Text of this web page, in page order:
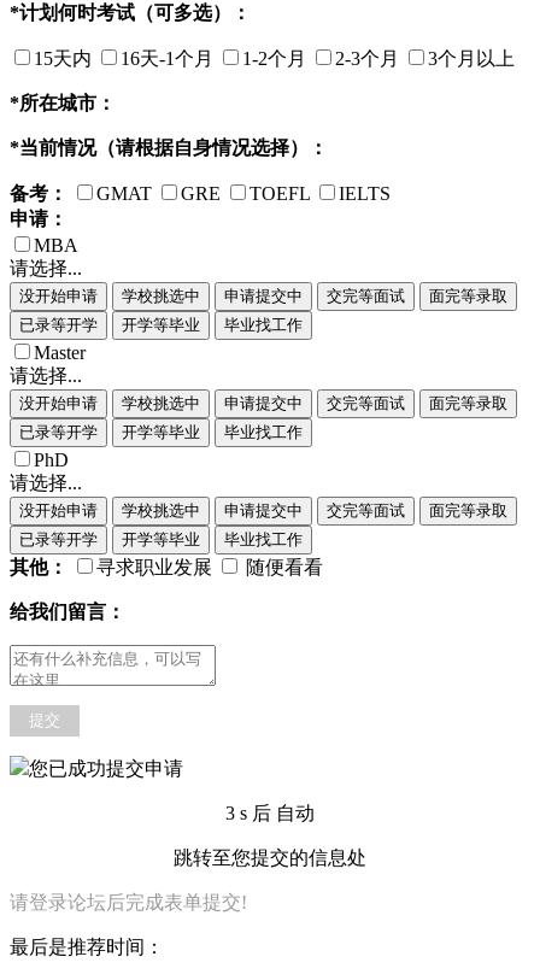
*计划何时考试（可多选）：
15天内 16天-1个月 1-2个月 2-3个月 3个月以上
*所在城市：
*当前情况（请根据自身情况选择）：
备考： GMAT GRE TOEFL
IELTS
申请：
MBA
请选择...
没开始申请 学校挑选中 申请提交中 交完等面试
面完等录取
已录等开学
开学等毕业 毕业找工作
Master
请选择...
没开始申请 学校挑选中 申请提交中 交完等面试
面完等录取
已录等开学
开学等毕业 毕业找工作
PhD
请选择...
没开始申请 学校挑选中 申请提交中 交完等面试
面完等录取
已录等开学
开学等毕业 毕业找工作
其他： 寻求职业发展 随便看看
给我们留言：
提交
您已成功提交申请
3 s 后 自动
跳转至您提交的信息处
请登录论坛后完成表单提交!
最后是推荐时间：